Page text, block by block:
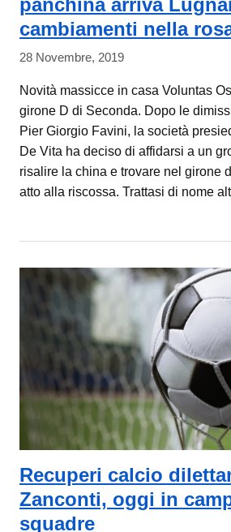
panchina arriva
cambiamenti nella
28 Novembre, 2019
Novità massicce in casa Voluntas
girone D di Seconda. Dopo le
Pier Giorgio Favini, la società
De Vita ha deciso di affidarsi a un
risalire la china e trovare nel girone
atto alla riscossa. Trattasi di nome
Recuperi calcio
Zanconti, oggi in
squadre